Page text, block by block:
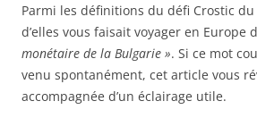
Parmi les définitions du défi Crostic du
d’elles vous faisait voyager en Europe
monétaire de la Bulgarie ». Si ce mot
venu spontanément, cet article vous
accompagnée d’un éclairage utile.